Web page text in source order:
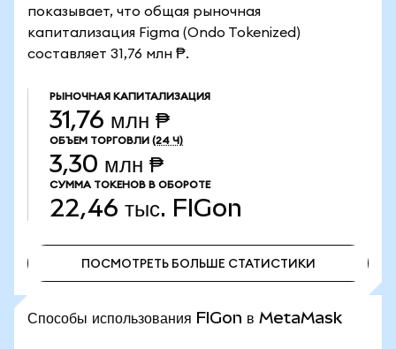
показывает, что общая рыночная
капитализация Figma (Ondo Tokenized)
составляет 31,76 млн ₱.
РЫНОЧНАЯ КАПИТАЛИЗАЦИЯ
31,76 млн ₱
ОБЪЕМ ТОРГОВЛИ (24 Ч)
3,30 млн ₱
СУММА ТОКЕНОВ В ОБОРОТЕ
22,46 тыс. FIGon
ПОСМОТРЕТЬ БОЛЬШЕ СТАТИСТИКИ
Способы использования FIGon в MetaMask